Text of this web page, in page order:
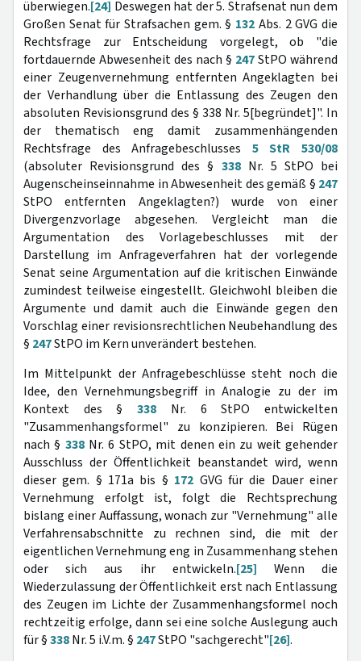
überwiegen.[24] Deswegen hat der 5. Strafsenat nun dem
Großen Senat für Strafsachen gem. § 132 Abs. 2 GVG die
Rechtsfrage zur Entscheidung vorgelegt, ob "die
fortdauernde Abwesenheit des nach § 247StPO während
einer Zeugenvernehmung entfernten Angeklagten bei
der Verhandlung über die Entlassung des Zeugen den
absoluten Revisionsgrund des § 338 Nr. 5[begründet]". In
der thematisch eng damit zusammenhängenden
Rechtsfrage des Anfragebeschlusses 5 StR 530/08
(absoluter Revisionsgrund des § 338Nr. 5 StPO bei
Augenscheinseinnahme in Abwesenheit des gemäß § 247
StPO entfernten Angeklagten?) wurde von einer
Divergenzvorlage abgesehen. Vergleicht man die
Argumentation des Vorlagebeschlusses mit der
Darstellung im Anfrageverfahren hat der vorlegende
Senat seine Argumentation auf die kritischen Einwände
zumindest teilweise eingestellt. Gleichwohl bleiben die
Argumente und damit auch die Einwände gegen den
Vorschlag einer revisionsrechtlichen Neubehandlung des
§ 247StPO im Kern unverändert bestehen.
Im Mittelpunkt der Anfragebeschlüsse steht noch die
Idee, den Vernehmungsbegriff in Analogie zu der im
Kontext des §338 Nr. 6 StPO entwickelten
"Zusammenhangsformel" zu konzipieren. Bei Rügen
nach § 338Nr. 6 StPO, mit denen ein zu weit gehender
Ausschluss der Öffentlichkeit beanstandet wird, wenn
dieser gem. § 171a bis § 172 GVG für die Dauer einer
Vernehmung erfolgt ist, folgt die Rechtsprechung
bislang einer Auffassung, wonach zur "Vernehmung" alle
Verfahrensabschnitte zu rechnen sind, die mit der
eigentlichen Vernehmung eng in Zusammenhang stehen
oder sich aus ihr entwickeln.[25] Wenn die
Wiederzulassung der Öffentlichkeit erst nach Entlassung
des Zeugen im Lichte der Zusammenhangsformel noch
rechtzeitig erfolge, dann sei eine solche Auslegung auch
für §338Nr. 5 i.V.m. § 247StPO "sachgerecht"[26].